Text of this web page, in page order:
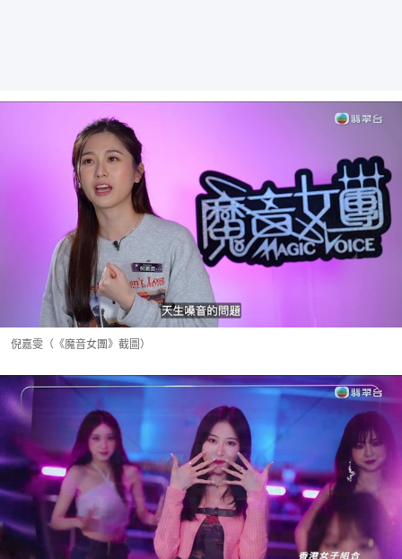
倪嘉雯（《魔音女團》截圖）